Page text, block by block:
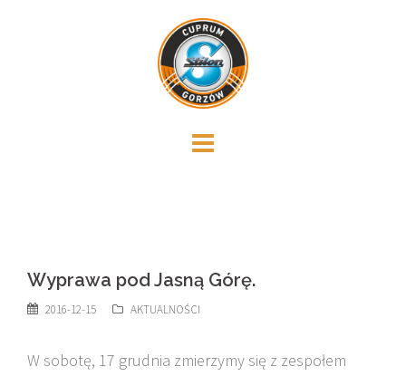
Wyprawa pod Jasną Górę.
2016-12-15 AKTUALNOŚCI
W sobotę, 17 grudnia zmierzymy się z zespołem